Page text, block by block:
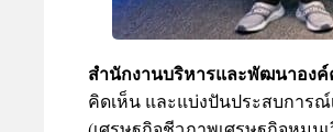
สำนักงานบริหารและพัฒนาอง
คิดเห็น และแบ่งปันประสบการ